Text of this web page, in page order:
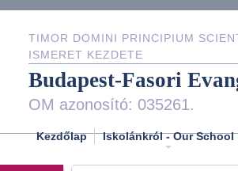
TIMOR DOMINI PRINCIPIUM
ISMERET KEZDETE
Budapest-Fasori
OM azonosító: 035261.
Kezdőlap Iskolánkról - Our School